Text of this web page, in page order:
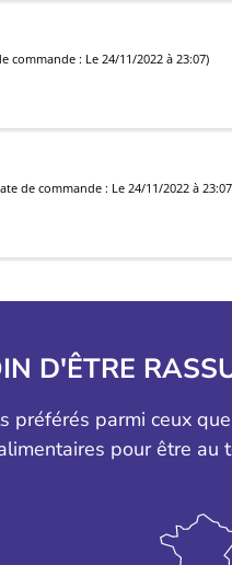
commande : Le 24/11/2022 à 23:07)
de commande : Le 24/11/2022 à
D'ÊTRE
préférés parmi ceux
pour être au